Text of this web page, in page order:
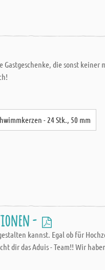
die sonst keiner
- 24 Stk., 50 mm
-
kannst. Egal ob für
dir das Aduis - Team!! Wir